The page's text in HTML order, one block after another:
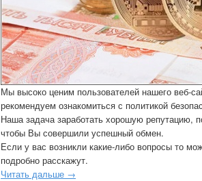
Мы высоко ценим пользователей нашего веб-
рекомендуем ознакомиться с политикой
Наша задача заработать хорошую репутацию,
чтобы Вы совершили успешный обмен.
Если у вас возникли какие-либо вопросы то
подробно расскажут.
Читать дальше →